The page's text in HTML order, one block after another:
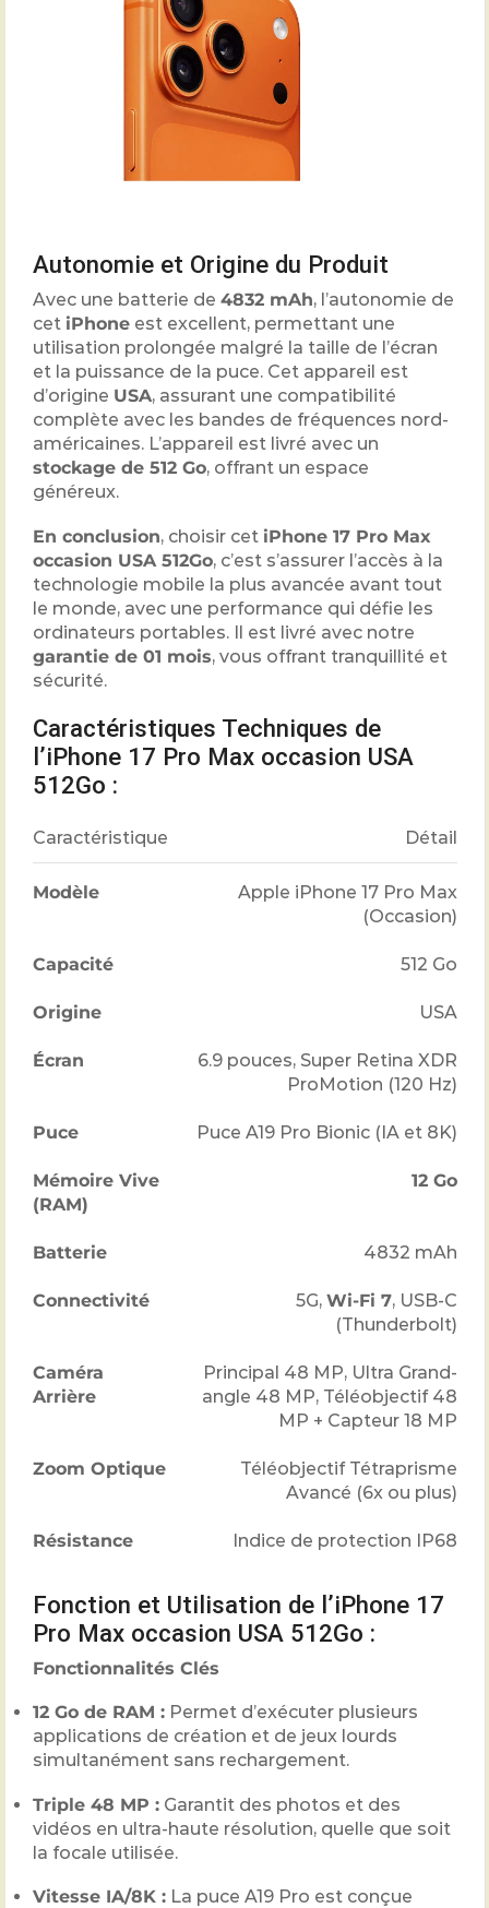
Autonomie et Origine du Produit
Avec une batterie de 4832 mAh, l’autonomie de
cet iPhone est excellent, permettant une
utilisation prolongée malgré la taille de l’écran
et la puissance de la puce. Cet appareil est
d’origine USA, assurant une compatibilité
complète avec les bandes de fréquences nord-
américaines. L’appareil est livré avec un
stockage de 512 Go, offrant un espace
généreux.
En conclusion, choisir cet iPhone 17 Pro Max
occasion USA 512Go, c’est s’assurer l’accès à la
technologie mobile la plus avancée avant tout
le monde, avec une performance qui défie les
ordinateurs portables. Il est livré avec notre
garantie de 01 mois, vous offrant tranquillité et
sécurité.
Caractéristiques Techniques de
l’iPhone 17 Pro Max occasion USA
512Go :
Caractéristique Détail
Modèle
Apple iPhone 17 Pro Max
(Occasion)
Capacité 512 Go
Origine USA
Écran
6.9 pouces, Super Retina XDR
ProMotion (120 Hz)
Puce Puce A19 Pro Bionic (IA et 8K)
Mémoire Vive
(RAM)
12 Go
Batterie 4832 mAh
Connectivité 5G, Wi-Fi 7, USB-C
(Thunderbolt)
Caméra
Arrière
Principal 48 MP, Ultra Grand-
angle 48 MP, Téléobjectif 48
MP + Capteur 18 MP
Zoom Optique
Téléobjectif Tétraprisme
Avancé (6x ou plus)
Résistance Indice de protection IP68
Fonction et Utilisation de l’iPhone 17
Pro Max occasion USA 512Go :
Fonctionnalités Clés
12 Go de RAM : Permet d’exécuter plusieurs
applications de création et de jeux lourds
simultanément sans rechargement.
Triple 48 MP : Garantit des photos et des
vidéos en ultra-haute résolution, quelle que soit
la focale utilisée.
Vitesse IA/8K : La puce A19 Pro est conçue